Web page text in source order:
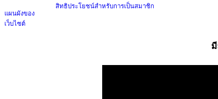
แผนผังของ
เว็บไซต์
สิทธิประโยชน์สำหรับการเป็นสมาชิก